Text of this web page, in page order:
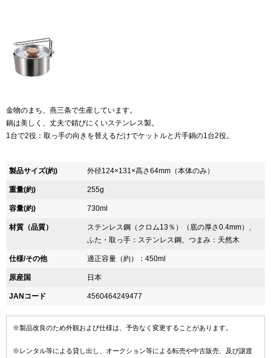
金物のまち、燕三条で生産しています。
鍋は美しく、丈夫で錆びにくいステンレス製。
1台で2役：取っ手の向きを替えるだけでケットルと片手鍋の1台2役。
製品サイズ(約) 外径124×131×高さ64mm（本体のみ）
重量(約) 255g
容量(約) 730ml
材質（品質）
ステンレス鋼（クロム13％）（底の厚さ0.4mm）、
ふた・取っ手：ステンレス鋼、つまみ：天然木
仕様/その他 適正容量（約）：450ml
原産国 日本
JANコード 4560464249477
※製品改良のため外観および仕様は、予告なく変更することがあります。
※レンタル等による貸し出し、オークション等による転売や中古販売、及び譲渡